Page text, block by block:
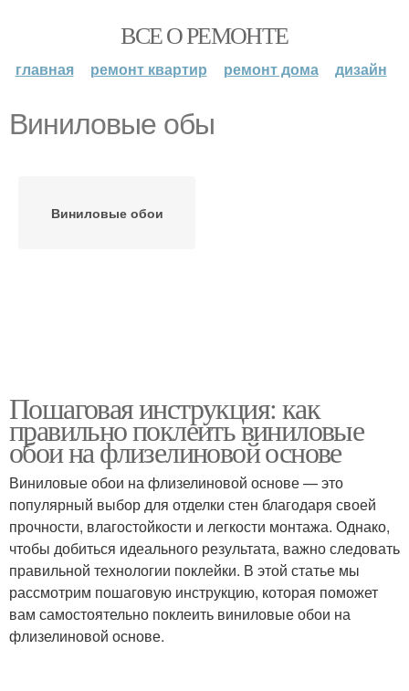
ВСЕ О РЕМОНТЕ
главная ремонт квартир ремонт дома дизайн
Виниловые обы
Виниловые обои
Пошаговая инструкция: как
правильно поклеить виниловые
обои на флизелиновой основе
Виниловые обои на флизелиновой основе — это
популярный выбор для отделки стен благодаря своей
прочности, влагостойкости и легкости монтажа. Однако,
чтобы добиться идеального результата, важно следовать
правильной технологии поклейки. В этой статье мы
рассмотрим пошаговую инструкцию, которая поможет
вам самостоятельно поклеить виниловые обои на
флизелиновой основе.